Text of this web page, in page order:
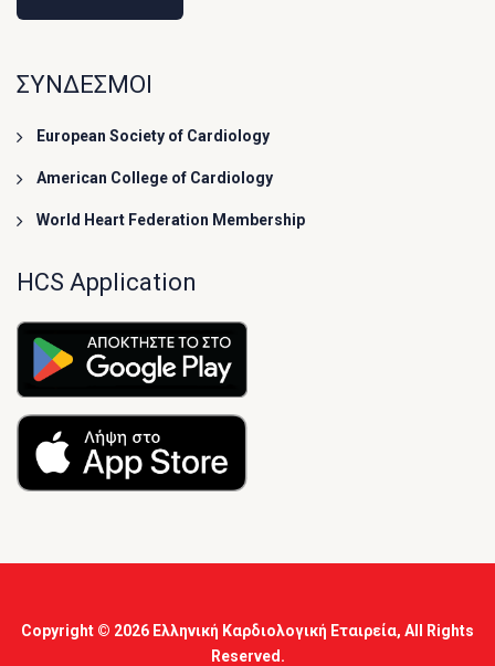
ΣΥΝΔΕΣΜΟΙ
European Society of Cardiology
American College of Cardiology
World Heart Federation Membership
HCS Application
Copyright © 2026 Ελληνική Καρδιολογική Εταιρεία, All Rights
Reserved.